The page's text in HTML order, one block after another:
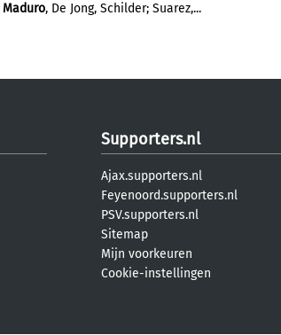
Maduro, De Jong, Schilder; Suarez,...
Supporters.nl
Ajax.supporters.nl
Feyenoord.supporters.nl
PSV.supporters.nl
Sitemap
Mijn voorkeuren
Cookie-instellingen